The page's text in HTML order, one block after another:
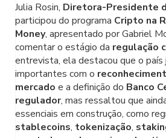
Julia Rosin, Diretora-Presidente
participou do programa Cripto na
Money, apresentado por Gabriel
comentar o estágio da regulação
entrevista, ela destacou que o país
importantes com o
mercado e a definição do Banco
regulador, mas ressaltou que
essenciais em construção, como
stablecoins, tokenização,